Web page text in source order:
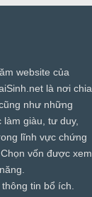
website của
là nơi chia
như những
giàu, tư duy,
lĩnh vực chứng
vốn được xem
tin bổ ích.